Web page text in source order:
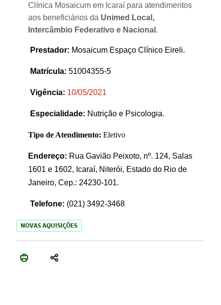
Clínica Mosaicum em Icaraí para atendimentos
aos beneficiários da Unimed Local,
Intercâmbio Federativo e Nacional .
Prestador: Mosaicum Espaço Clínico Eireli.
Matrícula: 51004355-5
Vigência: 10/05/2021
Especialidade: Nutrição e Psicologia.
Tipo de Atendimento: Eletivo
Endereço: Rua Gavião Peixoto, nº. 124, Salas
1601 e 1602, Icaraí, Niterói, Estado do Rio de
Janeiro, Cep.: 24230-101.
Telefone: (021) 3492-3468
NOVAS AQUISIÇÕES